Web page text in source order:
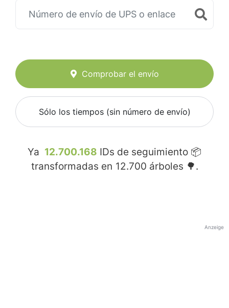
Comprobar el envío
Sólo los tiempos (sin número de envío)
Ya 12.700.168 IDs de seguimiento 📦
transformadas en 12.700 árboles 🌳.
Anzeige